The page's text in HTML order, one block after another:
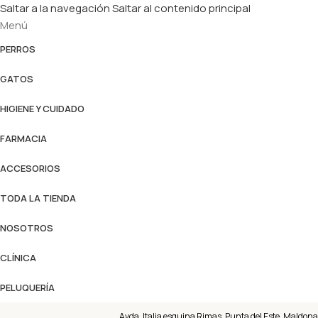
Saltar a la navegaciónSaltar al contenido principal
Menú
PERROS
GATOS
HIGIENE Y CUIDADO
FARMACIA
ACCESORIOS
TODA LA TIENDA
NOSOTROS
CLÍNICA
PELUQUERÍA